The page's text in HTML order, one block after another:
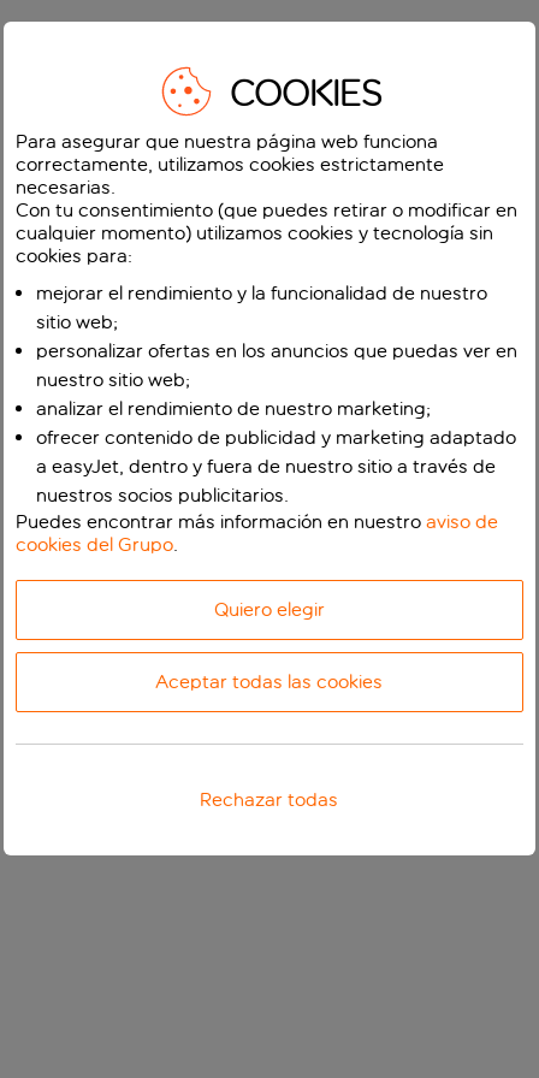
COOKIES
Para asegurar que nuestra página web funciona
correctamente, utilizamos cookies estrictamente
necesarias.
Con tu consentimiento (que puedes retirar o modificar en
cualquier momento) utilizamos cookies y tecnología sin
cookies para:
mejorar el rendimiento y la funcionalidad de nuestro
sitio web;
personalizar ofertas en los anuncios que puedas ver en
nuestro sitio web;
analizar el rendimiento de nuestro marketing;
ofrecer contenido de publicidad y marketing adaptado
a easyJet, dentro y fuera de nuestro sitio a través de
nuestros socios publicitarios.
Puedes encontrar más información en nuestroaviso de
cookies del Grupo.
Quiero elegir
Aceptar todas las cookies
Rechazar todas